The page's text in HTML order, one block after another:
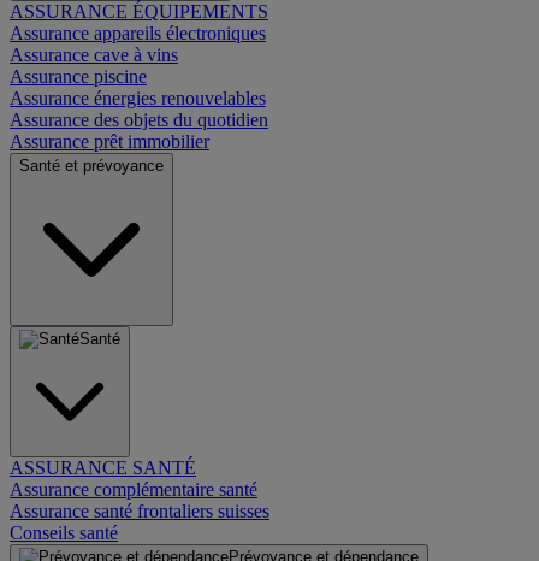
ASSURANCE ÉQUIPEMENTS
Assurance appareils électroniques
Assurance cave à vins
Assurance piscine
Assurance énergies renouvelables
Assurance des objets du quotidien
Assurance prêt immobilier
Santé et prévoyance
Santé
ASSURANCE SANTÉ
Assurance complémentaire santé
Assurance santé frontaliers suisses
Conseils santé
Prévoyance et dépendance